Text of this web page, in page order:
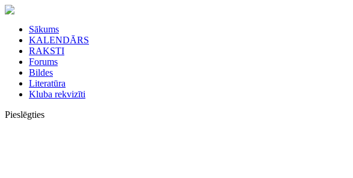
Sākums
KALENDĀRS
RAKSTI
Forums
Bildes
Literatūra
Kluba rekvizīti
Pieslēgties